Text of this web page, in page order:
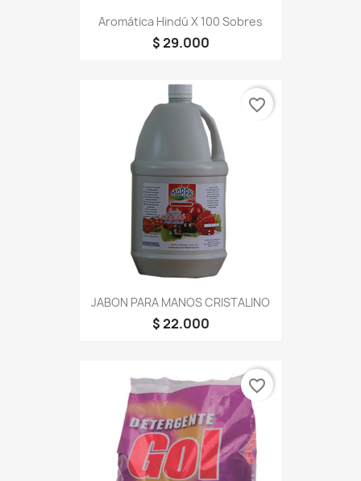
Aromática Hindú X 100 Sobres
$ 29.000
JABON PARA MANOS CRISTALINO
$ 22.000
favorite_border
favorite_border